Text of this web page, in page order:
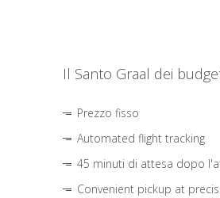
Il Santo Graal dei
Prezzo fisso
Automated flight tracking
45 minuti di attesa dopo
Convenient pickup at